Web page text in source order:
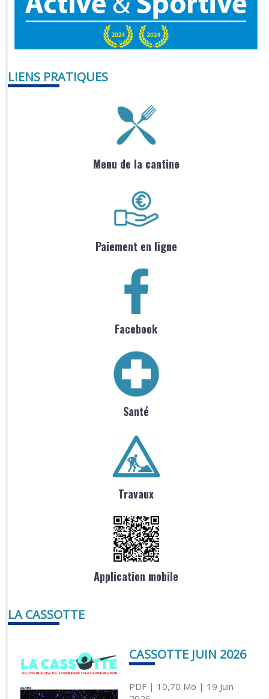
LIENS PRATIQUES
Menu de la cantine
Paiement en ligne
Facebook
Santé
Travaux
Application mobile
LA CASSOTTE
CASSOTTE JUIN 2026
PDF| 10,70 Mo | 19 Juin